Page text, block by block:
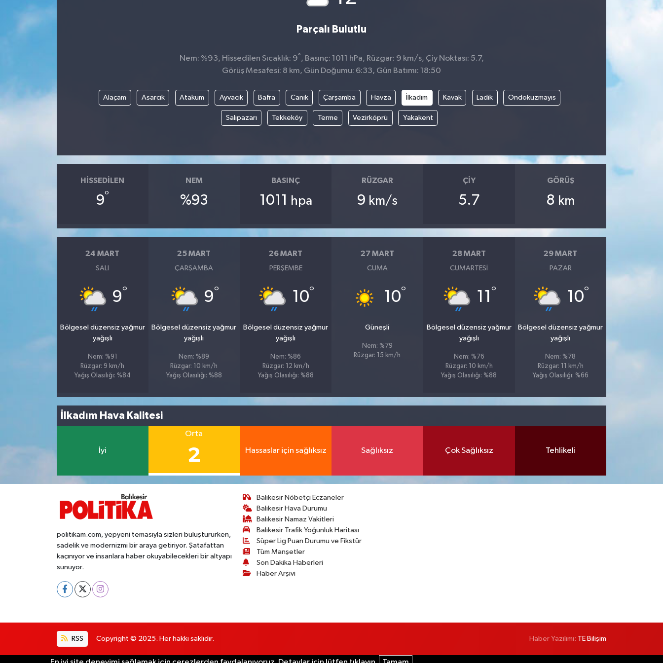
Parçalı Bulutlu
Nem: %93, Hissedilen Sıcaklık: 9° , Basınç: 1011 hPa, Rüzgar: 9 km/s, Çiy Noktası: 5.7,
Görüş Mesafesi: 8 km, Gün Doğumu: 6:33, Gün Batımı: 18:50
Alaçam Asarcık Atakum Ayvacık Bafra Canik Çarşamba Havza İlkadım Kavak Ladik Ondokuzmayıs
Salıpazarı Tekkeköy Terme Vezirköprü Yakakent
HISSEDILEN
9°
NEM
%93
BASINÇ
1011 hpa
RÜZGAR
9 km/s
ÇIY
5.7
GÖRÜŞ
8 km
24 MART
SALI
9°
Bölgesel düzensiz yağmur
yağışlı
Nem: %91
Rüzgar: 9 km/h
Yağış Olasılığı: %84
25 MART
ÇARŞAMBA
9°
Bölgesel düzensiz yağmur
yağışlı
Nem: %89
Rüzgar: 10 km/h
Yağış Olasılığı: %88
26 MART
PERŞEMBE
10°
Bölgesel düzensiz yağmur
yağışlı
Nem: %86
Rüzgar: 12 km/h
Yağış Olasılığı: %88
27 MART
CUMA
10°
Güneşli
Nem: %79
Rüzgar: 15 km/h
28 MART
CUMARTESI
11 °
Bölgesel düzensiz yağmur
yağışlı
Nem: %76
Rüzgar: 10 km/h
Yağış Olasılığı: %88
29 MART
PAZAR
10°
Bölgesel düzensiz yağmur
yağışlı
Nem: %78
Rüzgar: 11 km/h
Yağış Olasılığı: %66
İlkadım Hava Kalitesi
İyi
Orta
2 Hassaslar için sağlıksız Sağlıksız Çok Sağlıksız Tehlikeli
politikam.com, yepyeni temasıyla sizleri buluştururken,
sadelik ve modernizmi bir araya getiriyor. Şatafattan
kaçınıyor ve insanlara haber okuyabilecekleri bir altyapı
sunuyor.
Balıkesir Nöbetçi Eczaneler
Balıkesir Hava Durumu
Balıkesir Namaz Vakitleri
Balıkesir Trafik Yoğunluk Haritası
Süper Lig Puan Durumu ve Fikstür
Tüm Manşetler
Son Dakika Haberleri
Haber Arşivi
RSS Copyright © 2025. Her hakkı saklıdır. Haber Yazılımı: TE Bilişim
EĞİTİM
Savaştepe
SEYAHAT
SİYASET
Sındırgı
SPOR
SÜRMANŞET